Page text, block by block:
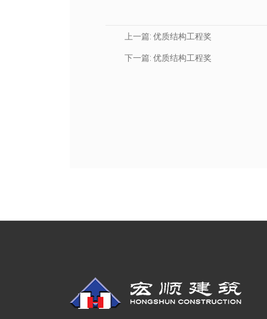
上一篇: 优质结构工程奖
下一篇: 优质结构工程奖